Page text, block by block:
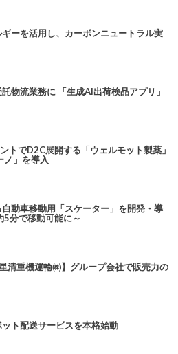
ーを活用し、カーボンニュートラル実
物流業務に 「生成AI出荷検品アプリ」
トでD2C展開する「ウェルモット製薬」
ノ」を導入
動車移動用「スケーター」を開発・導
5分で移動可能に～
清重機運輸㈱】グループ会社で販売力の
ト配送サービスを本格始動